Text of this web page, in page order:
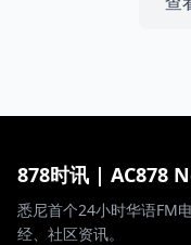
878时讯 | AC878
悉尼首个24小时华语FM
经、社区资讯。